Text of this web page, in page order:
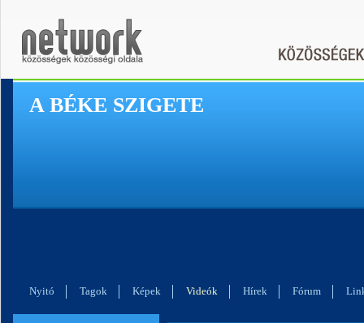
A BÉKE SZIGETE
Nyitó Tagok Képek Videók Hírek Fórum